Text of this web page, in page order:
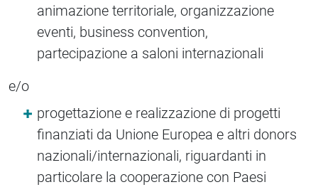
animazione territoriale, organizzazione
eventi, business convention,
partecipazione a saloni internazionali
e/o
progettazione e realizzazione di progetti
finanziati da Unione Europea e altri donors
nazionali/internazionali, riguardanti in
particolare la cooperazione con Paesi